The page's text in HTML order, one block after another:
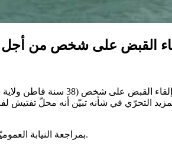
القبض على شخص من أجل
تمكنت يوم 08 أكتوبر 2020 فرقة
التحرّي في شأنه تبيّن أنه محلّ تفتيش
بمراجعة النيابة العموميّة بصفاقس 01، أذنت بالإحتفاظ به واتخاذ الإجراءات القانونيّة في شأنه.